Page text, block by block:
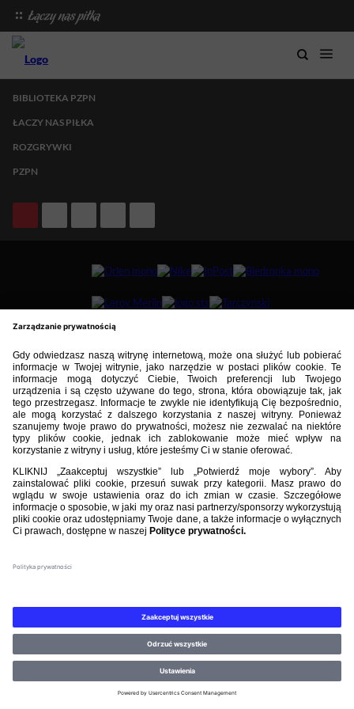
BIBLIOTEKA PZPN
ŁACZY NAS PIŁKA
ROZGRYWKI
PZPN
Nasi partnerzy
©PZPN WSZELKIE PRAWA ZASTRZEŻONE.REGULAMIN.